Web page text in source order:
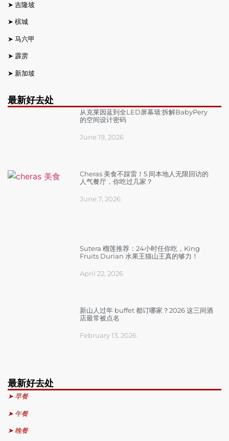
➤ 吉隆坡
➤ 槟城
➤ 马六甲
➤ 霹雳
➤ 新加坡
最新好去处
从克莱因蓝到全LED屏幕墙:拆解BabyPery
的空间设计密码
June 19, 2026
Cheras 美食不踩雷！5 间本地人无限回访的
人气餐厅，你吃过几家？
June 7, 2026
Sutera 榴莲推荐：24小时任你吃，King
Fruits Durian 水果王猫山王真的够力！
April 22, 2026
新山人过年 buffet 都订哪家？2026 这三间酒
店最常被点名
February 13, 2026
最新好去处
➤ 早餐
➤ 午餐
➤ 晚餐